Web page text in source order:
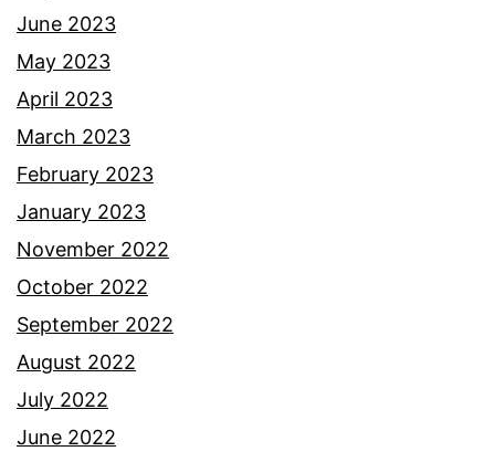
l
a
A
m
z
a
h
June 2023
May 2023
April 2023
March 2023
February 2023
January 2023
November 2022
October 2022
September 2022
August 2022
July 2022
June 2022